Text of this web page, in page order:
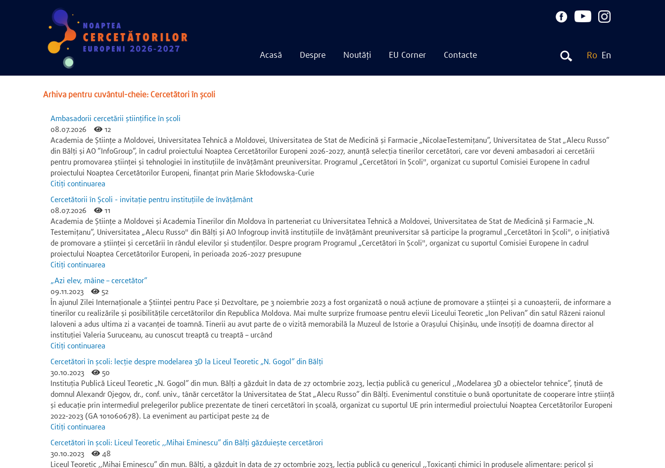
Ro En
Navigare
Acasă Despre Noutăți EU Corner Contacte
Arhiva pentru cuvântul-cheie: Cercetători în școli
Ambasadorii cercetării științifice în școli
08.07.2026
12
Academia de Științe a Moldovei, Universitatea Tehnică a Moldovei, Universitatea de Stat de Medicină și Farmacie „NicolaeTestemițanu”, Universitatea de Stat „Alecu Russo”
din Bălți și AO ”InfoGroup”, în cadrul proiectului Noaptea Cercetătorilor Europeni 2026-2027, anunță selecția tinerilor cercetători, care vor deveni ambasadori ai cercetării
pentru promovarea științei și tehnologiei în instituțiile de învățământ preuniversitar. Programul „Cercetători în Școli", organizat cu suportul Comisiei Europene în cadrul
proiectului Noaptea Cercetătorilor Europeni, finanțat prin Marie Skłodowska-Curie
Citiți continuarea
Cercetătorii în Școli - invitație pentru instituțiile de învățământ
08.07.2026
11
Academia de Științe a Moldovei și Academia Tinerilor din Moldova în parteneriat cu Universitatea Tehnică a Moldovei, Universitatea de Stat de Medicină și Farmacie „N.
Testemițanu”, Universitatea „Alecu Russo" din Bălți și AO Infogroup invită instituțiile de învățământ preuniversitar să participe la programul „Cercetători în Școli", o inițiativă
de promovare a științei și cercetării în rândul elevilor și studenților. Despre program Programul „Cercetători în Școli", organizat cu suportul Comisiei Europene în cadrul
proiectului Noaptea Cercetătorilor Europeni, în perioada 2026-2027 presupune
Citiți continuarea
„Azi elev, mâine – cercetător”
09.11.2023
52
În ajunul Zilei Internaționale a Științei pentru Pace și Dezvoltare, pe 3 noiembrie 2023 a fost organizată o nouă acțiune de promovare a științei și a cunoașterii, de informare a
tinerilor cu realizările și posibilitățile cercetătorilor din Republica Moldova. Mai multe surprize frumoase pentru elevii Liceului Teoretic „Ion Pelivan” din satul Răzeni raionul
Ialoveni a adus ultima zi a vacanței de toamnă. Tinerii au avut parte de o vizită memorabilă la Muzeul de Istorie a Orașului Chișinău, unde însoțiți de doamna director al
instituției Valeria Suruceanu, au cunoscut treaptă cu treaptă – urcând
Citiți continuarea
Cercetători în școli: lecție despre modelarea 3D la Liceul Teoretic „N. Gogol” din Bălți
30.10.2023
50
Instituţia Publică Liceul Teoretic „N. Gogol” din mun. Bălți a găzduit în data de 27 octombrie 2023, lecția publică cu genericul ,,Modelarea 3D a obiectelor tehnice”, ținută de
domnul Alexandr Ojegov, dr., conf. univ., tânăr cercetător la Universitatea de Stat „Alecu Russo” din Bălți. Evenimentul constituie o bună oportunitate de cooperare între știință
și educație prin intermediul prelegerilor publice prezentate de tineri cercetători în școală, organizat cu suportul UE prin intermediul proiectului Noaptea Cercetătorilor Europeni
2022-2023 (GA 101060678). La eveniment au participat peste 24 de
Citiți continuarea
Cercetători în școli: Liceul Teoretic ,,Mihai Eminescu” din Bălți găzduiește cercetărori
30.10.2023
48
Liceul Teoretic ,,Mihai Eminescu” din mun. Bălți, a găzduit în data de 27 octombrie 2023, lecția publică cu genericul ,,Toxicanți chimici în produsele alimentare: pericol și